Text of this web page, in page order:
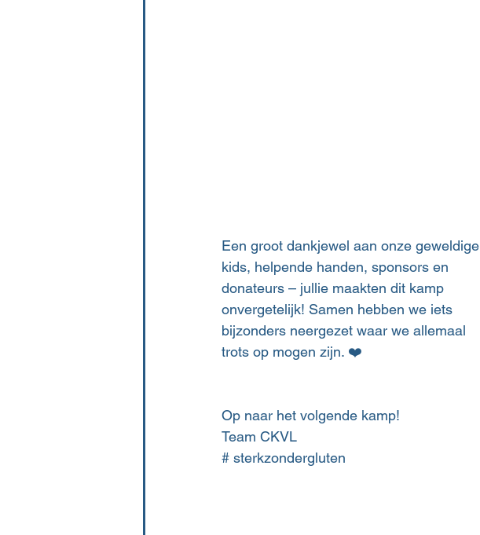
Een groot dankjewel aan onze geweldige
kids, helpende handen, sponsors en
donateurs – jullie maakten dit kamp
onvergetelijk! Samen hebben we iets
bijzonders neergezet waar we allemaal
trots op mogen zijn. ❤️
Op naar het volgende kamp!
Team CKVL
# sterkzondergluten